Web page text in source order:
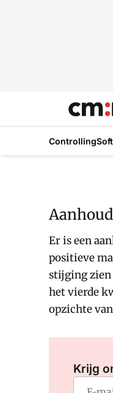
Controlling
Er is een
positieve
stijging zien
het vierde
opzichte
Krijg